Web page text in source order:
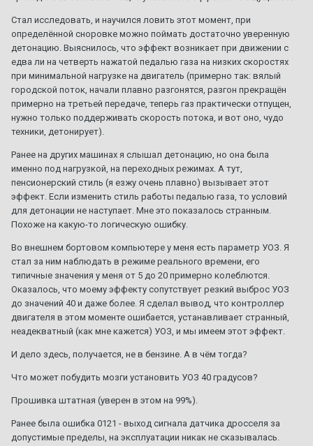
ТО XT5 1 2 3 4 7
Автор:Amidd,1 августа 2017вXT5
154 ответа 721 085 просмотров
92 или 95 - что лучше ??? 1 2 3
Автор:A446MO,24 июня 2011вEscalade III 2006 — 2014
64 ответа 140 538 просмотров
Сгорела коробка на 280000км. Как предотвратить в
следующий раз? Доп. охлаждение?
Автор: zelevsky23,29 июняв CTS I 2003 г. — 2007 г.
1 ответ 1 758 просмотров
Стал исследовать, и научился ловить этот момент, при
определённой сноровке можно поймать достаточно уверенную
детонацию. Выяснилось, что эффект возникает при движении с
едва ли на четверть нажатой педалью газа на низких скоростях
при минимальной нагрузке на двигатель (примерно так: вялый
городской поток, начали плавно разгонятся, разгон прекращён
примерно на третьей передаче, теперь газ практически отпущен,
нужно только поддерживать скорость потока, и вот оно, чудо
техники, детонирует).
Ранее на других машинах я слышал детонацию, но она была
именно под нагрузкой, на переходных режимах. А тут,
пенсионерский стиль (я езжу очень плавно) вызывает этот
эффект. Если изменить стиль работы педалью газа, то условий
для детонации не наступает. Мне это показалось странным.
Похоже на какую-то логическую ошибку.
Во внешнем бортовом компьютере у меня есть параметр УОЗ. Я
стал за ним наблюдать в режиме реального времени, его
типичные значения у меня от 5 до 20 примерно колеблются.
Оказалось, что моему эффекту сопутствует резкий выброс УОЗ
до значений 40 и даже более. Я сделал вывод, что контроллер
двигателя в этом моменте ошибается, устанавливает странный,
неадекватный (как мне кажется) УОЗ, и мы имеем этот эффект.
И дело здесь, получается, не в бензине. А в чём тогда?
Что может побудить мозги установить УОЗ 40 градусов?
Прошивка штатная (уверен в этом на 99%).
Ранее была ошибка 0121 - выход сигнала датчика дросселя за
допустимые пределы, на эксплуатации никак не сказывалась.